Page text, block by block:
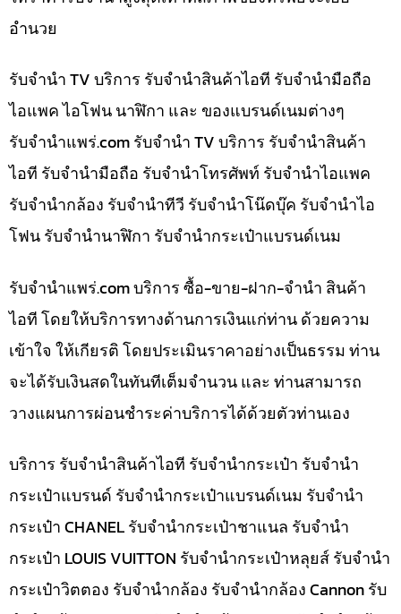
อำนวย
รับจำนำ TV บริการ รับจำนำสินค้าไอที รับจำนำมือถือ
ไอแพค ไอโฟน นาฬิกา และ ของแบรนด์เนมต่างๆ
รับจํานําแพร่.com รับจำนำ TV บริการ รับจำนำสินค้า
ไอที รับจำนำมือถือ รับจำนำโทรศัพท์ รับจำนำไอแพค
รับจำนำกล้อง รับจำนำทีวี รับจำนำโน๊ดบุ๊ค รับจำนำไอ
โฟน รับจำนำนาฬิกา รับจำนำกระเป๋าแบรนด์เนม
รับจํานําแพร่.com บริการ ซื้อ-ขาย-ฝาก-จำนำ สินค้า
ไอที โดยให้บริการทางด้านการเงินแก่ท่าน ด้วยความ
เข้าใจ ให้เกียรติ โดยประเมินราคาอย่างเป็นธรรม ท่าน
จะได้รับเงินสดในทันทีเต็มจำนวน และ ท่านสามารถ
วางแผนการผ่อนชำระค่าบริการได้ด้วยตัวท่านเอง
บริการ รับจำนำสินค้าไอที รับจำนำกระเป๋า รับจำนำ
กระเป๋าแบรนด์ รับจำนำกระเป๋าแบรนด์เนม รับจำนำ
กระเป๋า CHANEL รับจำนำกระเป๋าชาแนล รับจำนำ
กระเป๋า LOUIS VUITTON รับจำนำกระเป๋าหลุยส์ รับจำนำ
กระเป๋าวิตตอง รับจำนำกล้อง รับจำนำกล้อง Cannon รับ